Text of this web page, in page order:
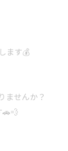
ます💰
ませんか？